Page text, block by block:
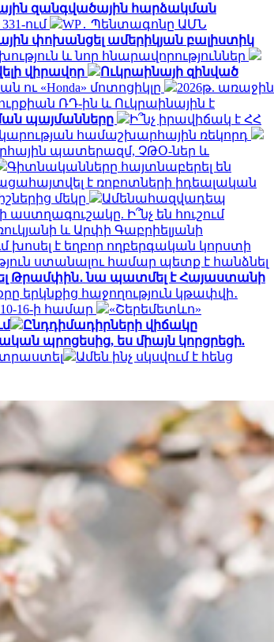
զանգվածային հարձակման
ում
WP․ Պենտագոնը ԱՄՆ
փոխանցել ամերիկյան բալիստիկ
և նոր հնարավորություններ
վիրավոր
Ուկրաինայի զինված
ու «Honda» մոտոցիկլը
2026թ. առաջին
ՌԴ-ին և Ուկրաինային է
պայմանները
Ի՞նչ իրավիճակ է ՀՀ
համաշխարհային ռեկորդ
պատերազմ, ՉԹՕ-ներ և
Գիտնականները հայտնաբերել են
է ռոբոտների իդեալական
մեկը
Ամենահազվադեպ
աստղագուշակը. Ի՞նչ են հուշում
և Արփի Գաբրիելյանի
խոսել է եղբոր ողբերգական կորստի
ստանալու համար պետք է հանձնել
Թրամփին․ նա պատմել է Հայաստանի
երկնքից հաջողություն կթափվի․
16-ի համար
«Շերեմետևո»
Ընդդիմադիրների վիճակը
պրոցեսից, ես միայն կորցրեցի.
Ամեն ինչ սկսվում է հենց